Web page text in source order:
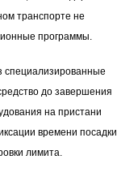
транспорте не
программы.
специализированные
до завершения
на пристани
времени посадки
лимита.